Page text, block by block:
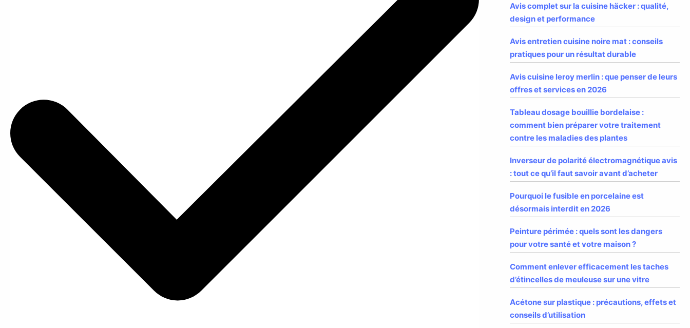
Avis complet sur la cuisine häcker : qualité,
design et performance
Avis entretien cuisine noire mat : conseils
pratiques pour un résultat durable
Avis cuisine leroy merlin : que penser de leurs
offres et services en 2026
Tableau dosage bouillie bordelaise :
comment bien préparer votre traitement
contre les maladies des plantes
Inverseur de polarité électromagnétique avis
: tout ce qu’il faut savoir avant d’acheter
Pourquoi le fusible en porcelaine est
désormais interdit en 2026
Peinture périmée : quels sont les dangers
pour votre santé et votre maison ?
Comment enlever efficacement les taches
d’étincelles de meuleuse sur une vitre
Acétone sur plastique : précautions, effets et
conseils d’utilisation